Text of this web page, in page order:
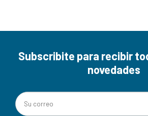
Subscribite para recibir
novedades